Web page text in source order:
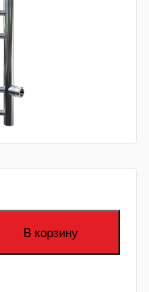
В корзину